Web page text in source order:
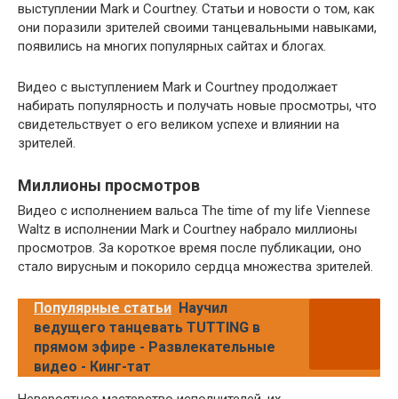
выступлении Mark и Courtney. Статьи и новости о том, как
они поразили зрителей своими танцевальными навыками,
появились на многих популярных сайтах и блогах.
Видео с выступлением Mark и Courtney продолжает
набирать популярность и получать новые просмотры, что
свидетельствует о его великом успехе и влиянии на
зрителей.
Миллионы просмотров
Видео с исполнением вальса The time of my life Viennese
Waltz в исполнении Mark и Courtney набрало миллионы
просмотров. За короткое время после публикации, оно
стало вирусным и покорило сердца множества зрителей.
Популярные статьи Научил
ведущего танцевать TUTTING в
прямом эфире - Развлекательные
видео - Кинг-тат